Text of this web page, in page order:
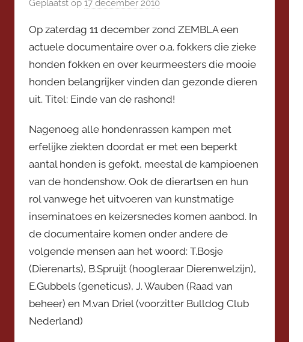
Geplaatst op 17 december 2010
o
r
V
c
v
o
i
t
t
e
r
Op zaterdag 11 december zond ZEMBLA een
actuele documentaire over o.a. fokkers die zieke
honden fokken en over keurmeesters die mooie
honden belangrijker vinden dan gezonde dieren
uit. Titel: Einde van de rashond!
Nagenoeg alle hondenrassen kampen met
erfelijke ziekten doordat er met een beperkt
aantal honden is gefokt, meestal de kampioenen
van de hondenshow. Ook de dierartsen en hun
rol vanwege het uitvoeren van kunstmatige
inseminatoes en keizersnedes komen aanbod. In
de documentaire komen onder andere de
volgende mensen aan het woord: T.Bosje
(Dierenarts), B.Spruijt (hoogleraar Dierenwelzijn),
E.Gubbels (geneticus), J. Wauben (Raad van
beheer) en M.van Driel (voorzitter Bulldog Club
Nederland)